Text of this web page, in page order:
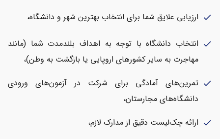
check ارزیابی علایق شما برای انتخاب بهترین شهر و دانشگاه،
check انتخاب دانشگاه با توجه به اهداف بلندمدت شما (مانند
مهاجرت به سایر کشورهای اروپایی یا بازگشت به وطن)،
check تمرین‌های آمادگی برای شرکت در آزمون‌های ورودی
دانشگاه‌های مجارستان،
check ارائه چک‌لیست دقیق از مدارک لازم،